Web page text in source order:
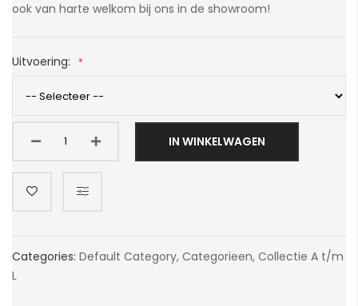
ook van harte welkom bij ons in de showroom!
Uitvoering:
IN WINKELWAGEN
Categories: Default Category, Categorieen, Collectie A t/m
L